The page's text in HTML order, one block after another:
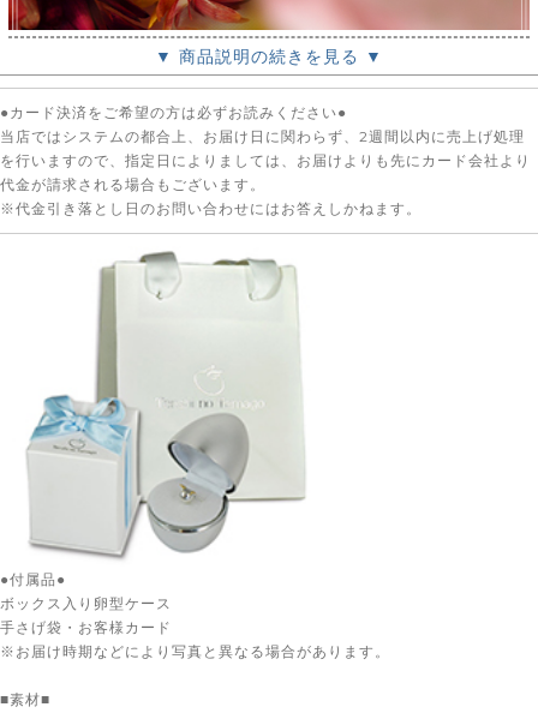
▼ 商品説明の続きを見る ▼
●カード決済をご希望の方は必ずお読みください●
当店ではシステムの都合上、お届け日に関わらず、2週間以内に売上げ処理
を行いますので、指定日によりましては、お届けよりも先にカード会社より
代金が請求される場合もございます。
※代金引き落とし日のお問い合わせにはお答えしかねます。
●付属品●
ボックス入り卵型ケース
手さげ袋・お客様カード
※お届け時期などにより写真と異なる場合があります。
■素材■